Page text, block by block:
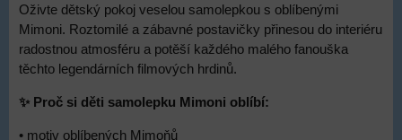
Oživte dětský pokoj veselou samolepkou s oblíbenými
Mimoni. Roztomilé a zábavné postavičky přinesou do interiéru
radostnou atmosféru a potěší každého malého fanouška
těchto legendárních filmových hrdinů.
✨ Proč si děti samolepku Mimoni oblíbí:
• motiv oblíbených Mimoňů